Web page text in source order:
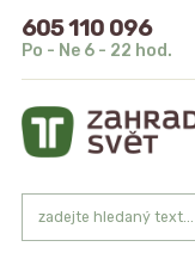
605 110 096
Po - Ne 6 - 22 hod.